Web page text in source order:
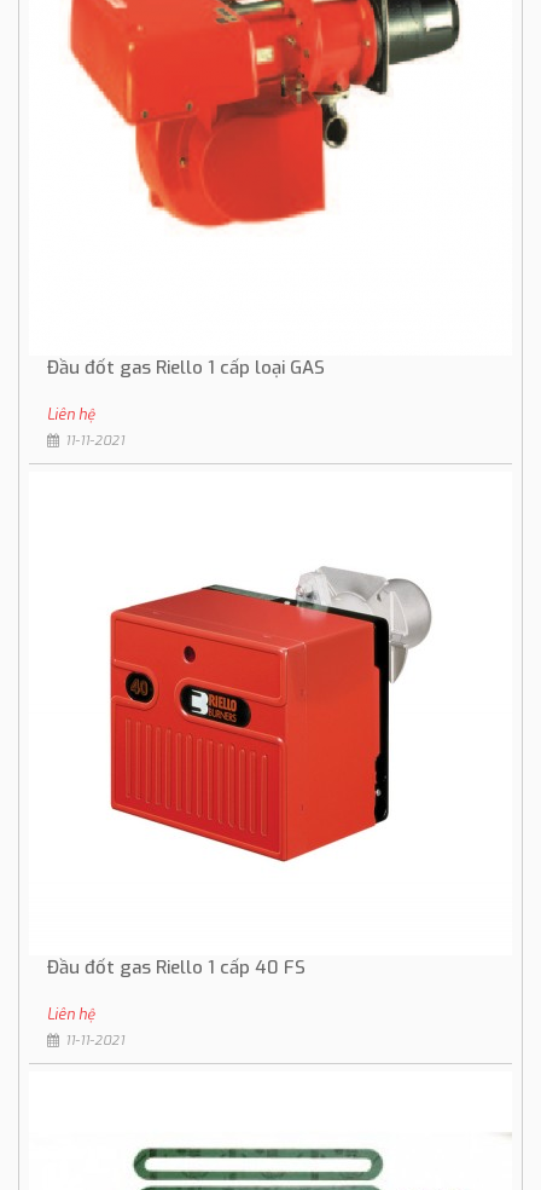
Đầu đốt gas Riello 1 cấp loại GAS
Liên hệ
11-11-2021
Đầu đốt gas Riello 1 cấp 40 FS
Liên hệ
11-11-2021